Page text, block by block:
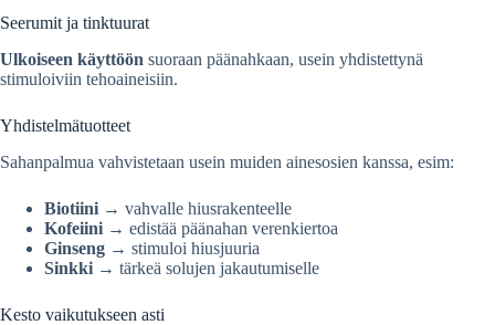
Seerumit ja tinktuurat
Ulkoiseen käyttöön suoraan päänahkaan, usein yhdistettynä
stimuloiviin tehoaineisiin.
Yhdistelmätuotteet
Sahanpalmua vahvistetaan usein muiden ainesosien kanssa, esim:
Biotiini → vahvalle hiusrakenteelle
Kofeiini → edistää päänahan verenkiertoa
Ginseng → stimuloi hiusjuuria
Sinkki → tärkeä solujen jakautumiselle
Kesto vaikutukseen asti